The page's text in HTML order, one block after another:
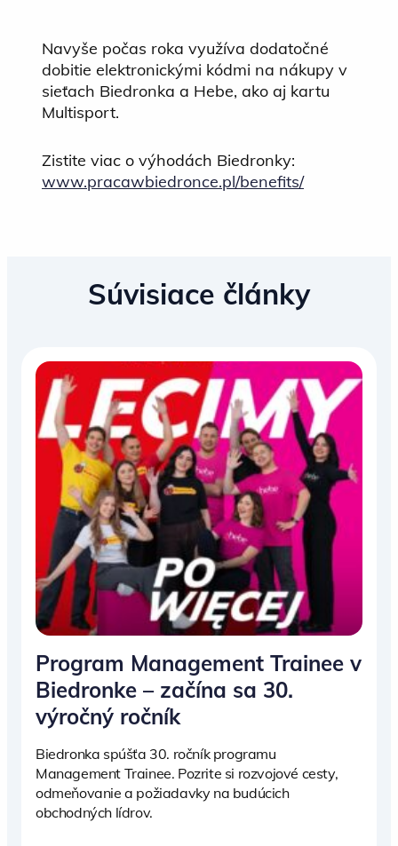
Navyše počas roka využíva dodatočné
dobitie elektronickými kódmi na nákupy v
sieťach Biedronka a Hebe, ako aj kartu
Multisport.
Zistite viac o výhodách Biedronky:
www.pracawbiedronce.pl/benefits/
Súvisiace články
Program Management Trainee v
Biedronke – začína sa 30.
výročný ročník
Biedronka spúšťa 30. ročník programu
Management Trainee. Pozrite si rozvojové cesty,
odmeňovanie a požiadavky na budúcich
obchodných lídrov.